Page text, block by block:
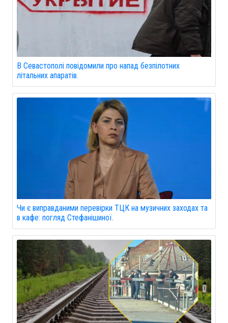
В Севастополі повідомили про напад безпілотних
літальних апаратів.
Чи є виправданими перевірки ТЦК на музичних заходах та
в кафе: погляд Стефанішиної.